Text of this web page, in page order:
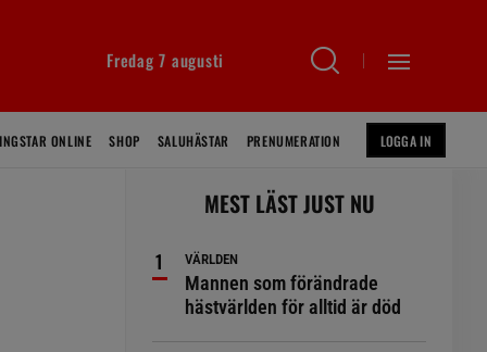
Fredag 7 augusti
ONLINE SHOP SALUHÄSTAR PRENUMERATION LOGGA IN
MEST LÄST JUST NU
VÄRLDEN
Mannen som förändrade
hästvärlden för alltid är död